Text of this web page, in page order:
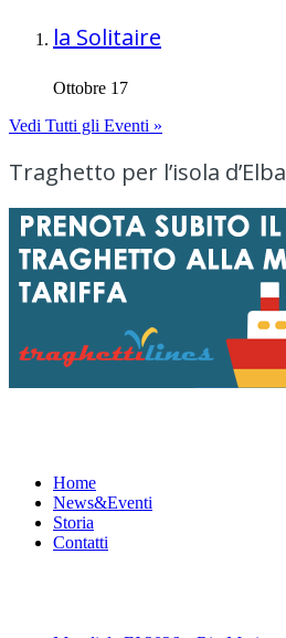
la Solitaire
Ottobre 17
Vedi Tutti gli Eventi »
Traghetto per l’isola d’Elba
Home
News&Eventi
Storia
Contatti